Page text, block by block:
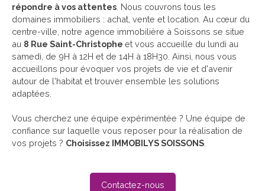
répondre à vos attentes . Nous couvrons tous les
domaines immobiliers : achat, vente et location. Au cœur du
centre-ville, notre agence immobilière à Soissons se situe
au 8 Rue Saint-Christophe et vous accueille du lundi au
samedi, de 9H à 12H et de 14H à 18H30. Ainsi, nous vous
accueillons pour évoquer vos projets de vie et d'avenir
autour de l'habitat et trouver ensemble les solutions
adaptées.
Vous cherchez une équipe expérimentée ? Une équipe de
confiance sur laquelle vous reposer pour la réalisation de
vos projets ? Choisissez IMMOBILYS SOISSONS
Contactez-nous